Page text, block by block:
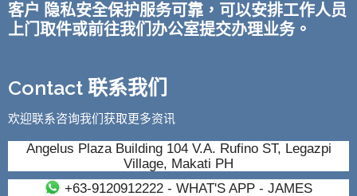
客户 隐私安全保护服务可靠，可以安排工作人员
上门取件或前往我们办公室提交办理业务。
Contact 联系我们
欢迎联系咨询我们获取更多资讯
Angelus Plaza Building 104 V.A. Rufino ST, Legazpi
Village, Makati PH
+63-9120912222- WHAT'S APP - JAMES